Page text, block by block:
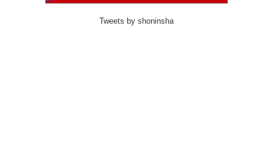
Tweets by shoninsha